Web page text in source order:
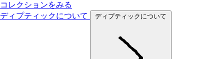
コレクションをみる
ディプティックについて
ディプティックについて